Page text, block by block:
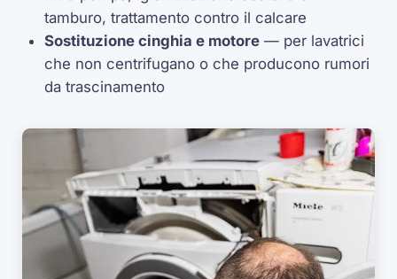
tamburo, trattamento contro il calcare
Sostituzione cinghia e motore — per lavatrici
che non centrifugano o che producono rumori
da trascinamento